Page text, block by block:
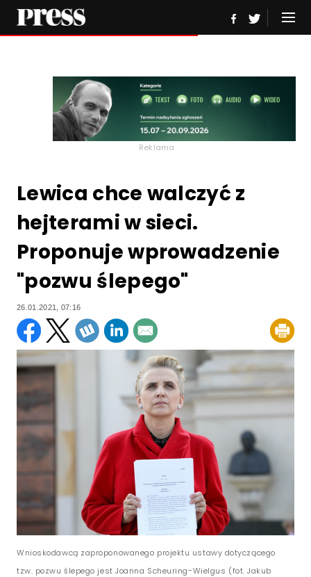
Reklama
Lewica chce walczyć z
hejterami w sieci.
Proponuje wprowadzenie
"pozwu ślepego"
26.01.2021, 07:16
Wnioskodawcą zaproponowanego projektu ustawy dotyczącego
tzw. pozwu ślepego jest Joanna Scheuring-Wielgus (fot. Jakub